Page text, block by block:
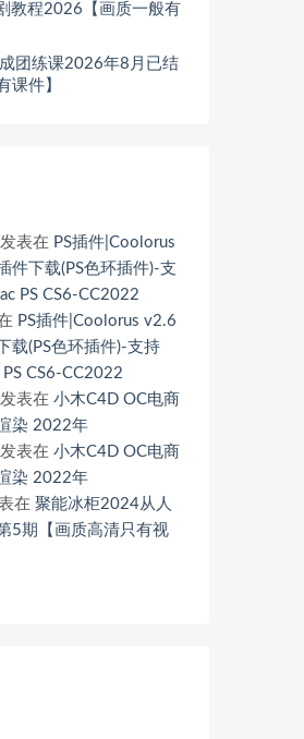
教程2026【画质一般有
团练课2026年8月已结
课件】
发表在 PS插件|Coolorus
件下载(PS色环插件)-支
PS CS6-CC2022
PS插件|Coolorus v2.6
载(PS色环插件)-支持
CS6-CC2022
发表在 小木C4D OC电商
染 2022年
发表在 小木C4D OC电商
染 2022年
在 聚能冰柜2024从人
5期【画质高清只有视